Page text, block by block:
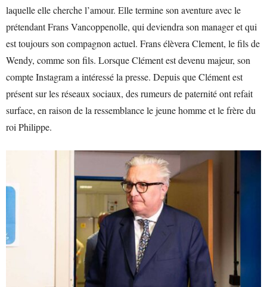
laquelle elle cherche l’amour. Elle termine son aventure avec le
prétendant Frans Vancoppenolle, qui deviendra son manager et qui
est toujours son compagnon actuel. Frans élèvera Clement, le fils de
Wendy, comme son fils. Lorsque Clément est devenu majeur, son
compte Instagram a intéressé la presse. Depuis que Clément est
présent sur les réseaux sociaux, des rumeurs de paternité ont refait
surface, en raison de la ressemblance le jeune homme et le frère du
roi Philippe.